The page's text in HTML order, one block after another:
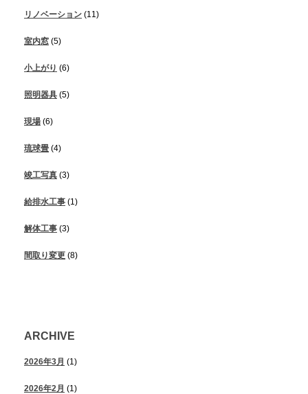
リノベーション (11)
室内窓 (5)
小上がり (6)
照明器具 (5)
現場 (6)
琉球畳 (4)
竣工写真 (3)
給排水工事 (1)
解体工事 (3)
間取り変更 (8)
ARCHIVE
2026年3月 (1)
2026年2月 (1)